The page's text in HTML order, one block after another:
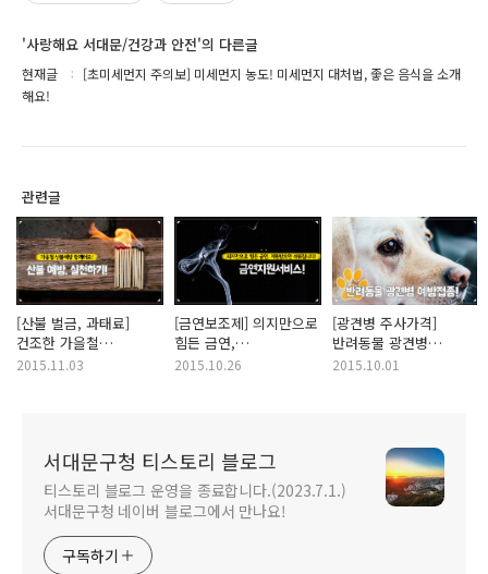
'사랑해요 서대문/건강과 안전'의 다른글
현재글
[초미세먼지 주의보] 미세먼지 농도! 미세먼지 대처법, 좋은 음식을 소개
해요!
관련글
[산불 벌금, 과태료]
건조한 가을철
산불조심기간! 산불 예방
2015.11.03
[금연보조제] 의지만으로
힘든 금연,
금연지원서비스
2015.10.26
[광견병 주사가격]
반려동물 광견병
예방접종! 우리집
2015.10.01
서대문구청 티스토리 블로그
티스토리 블로그 운영을 종료합니다.(2023.7.1.)
서대문구청 네이버 블로그에서 만나요!
구독하기